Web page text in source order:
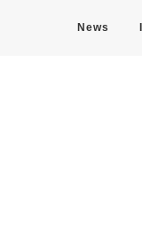
News